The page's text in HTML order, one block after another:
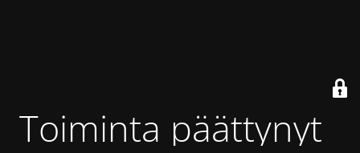
Toiminta päättynyt !